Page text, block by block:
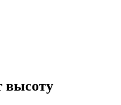
высоту